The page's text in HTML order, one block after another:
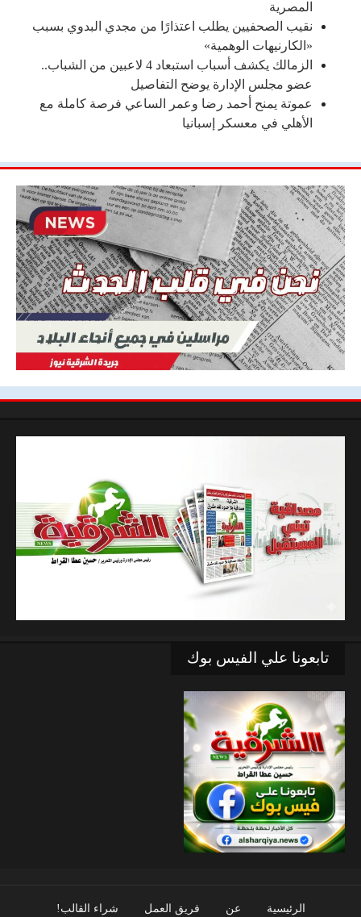
المصرية
نقيب الصحفيين يطلب اعتذارًا من مجدي البدوي بسبب
«الكارنيهات الوهمية»
الزمالك يكشف أسباب استبعاد 4 لاعبين من الشباب..
عضو مجلس الإدارة يوضح التفاصيل
عموتة يمنح أحمد رضا وعمر الساعي فرصة كاملة مع
الأهلي في معسكر إسبانيا
تابعونا علي الفيس بوك
الرئيسية عن فريق العمل شراء القالب!